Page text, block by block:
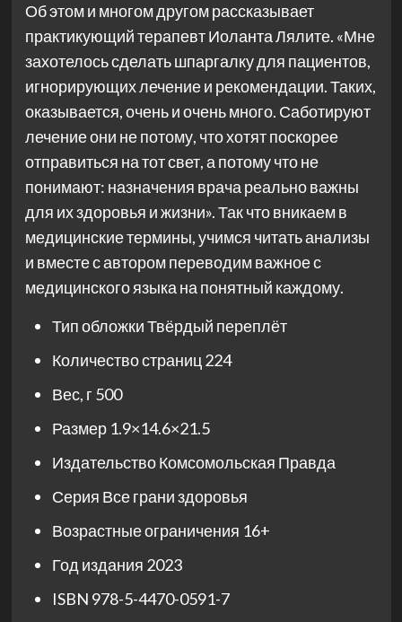
Об этом и многом другом рассказывает
практикующий терапевт Иоланта Лялите. «Мне
захотелось сделать шпаргалку для пациентов,
игнорирующих лечение и рекомендации. Таких,
оказывается, очень и очень много. Саботируют
лечение они не потому, что хотят поскорее
отправиться на тот свет, а потому что не
понимают: назначения врача реально важны
для их здоровья и жизни». Так что вникаем в
медицинские термины, учимся читать анализы
и вместе с автором переводим важное с
медицинского языка на понятный каждому.
Тип обложкиТвёрдый переплёт
Количество страниц224
Вес, г 500
Размер 1.9×14.6×21.5
ИздательствоКомсомольская Правда
Серия Все грани здоровья
Возрастные ограничения 16+
Год издания 2023
ISBN 978-5-4470-0591-7